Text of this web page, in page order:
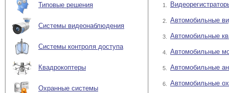
Типовые решения
Системы видеонаблюдения
Системы контроля доступа
Квадрокоптеры
Охранные системы
1.
2. Автомобильные
3. Автомобильные
4. Автомобильные
5. Автомобильные
6. Автомобильные